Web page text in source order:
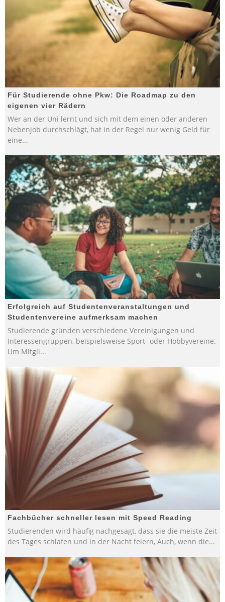
Für Studierende ohne Pkw: Die Roadmap zu den
eigenen vier Rädern
Wer an der Uni lernt und sich mit dem einen oder anderen
Nebenjob durchschlägt, hat in der Regel nur wenig Geld für
eine...
Erfolgreich auf Studentenveranstaltungen und
Studentenvereine aufmerksam machen
Studierende gründen verschiedene Vereinigungen und
Interessengruppen, beispielsweise Sport- oder Hobbyvereine.
Um Mitgli...
Fachbücher schneller lesen mit Speed Reading
Studierenden wird häufig nachgesagt, dass sie die meiste Zeit
des Tages schlafen und in der Nacht feiern, Auch, wenn die...